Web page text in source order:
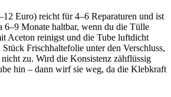
Euro) reicht für 4–6 Reparaturen und ist
6–9 Monate haltbar, wenn du die Tülle
Aceton reinigst und die Tube luftdicht
Frischhaltefolie unter den Verschluss,
zu. Wird die Konsistenz zähflüssig
hin – dann wirf sie weg, da die Klebkraft